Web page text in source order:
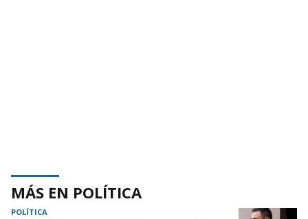
MÁS EN POLÍTICA
POLÍTICA